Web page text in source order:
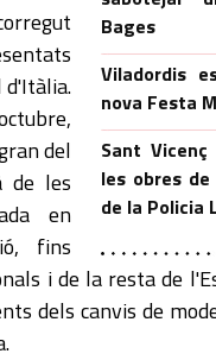
Bages
Viladordis
nova Festa
Sant
les obres
de la Policia
del
de les
en
fins
i de la resta de
dels canvis de